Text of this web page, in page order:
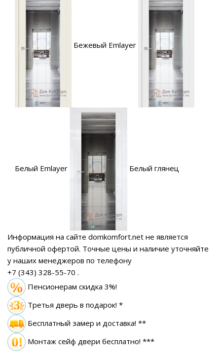
Бежевый Emlayer
Белый Emlayer Белый глянец
Информация на сайте domkomfort.net не является
публичной офертой. Точные цены и наличие уточняйте
у наших менеджеров по телефону
+7 (343) 328-55-70 .
Пенсионерам скидка 3%!
Третья дверь в подарок! *
Бесплатный замер и доставка! **
Монтаж сейф двери бесплатно! ***